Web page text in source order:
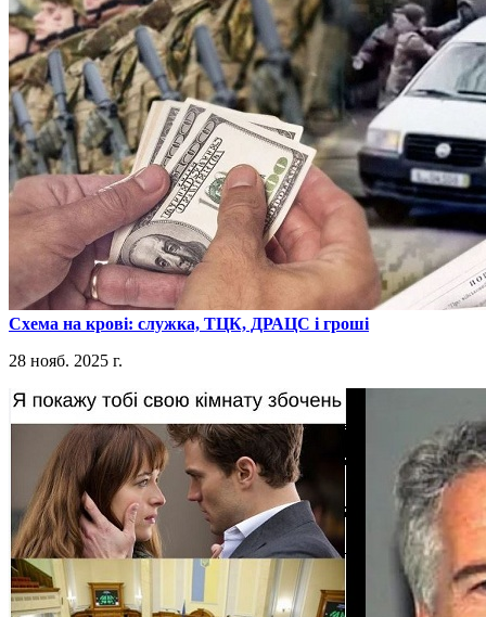
​Схема на крові: служка, ТЦК, ДРАЦС і гроші
28 нояб. 2025 г.